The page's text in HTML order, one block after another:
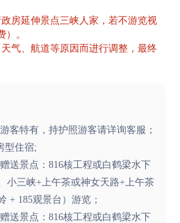
房延伸景点三峡人家，若不游览视
）。
气、航道等原因而进行调整，最终
客特有，持护照游客请详询客服；
型住宿;
送景点：816核工程或白鹤梁水下
小三峡+上午茶或神女天路+上午茶
+ 185观景台）游览；
送景点：816核工程或白鹤梁水下